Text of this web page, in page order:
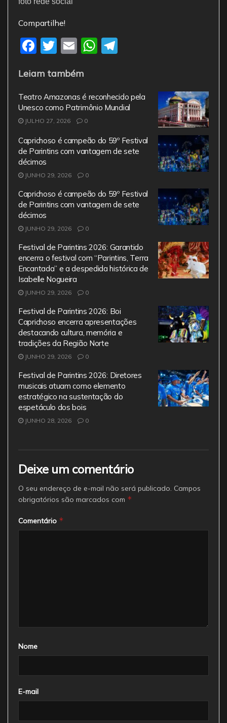
Compartilhe!
F
c
e
b
o
o
k
T
itt
er
E
ai
l
W
s
A
p
gr
a
Leiam também
Teatro Amazonas é reconhecido pela
Unesco como Patrimônio Mundial
JULHO 27, 2026 0
Caprichoso é campeão do 59º Festival
de Parintins com vantagem de sete
décimos
JUNHO 29, 2026 0
Caprichoso é campeão do 59º Festival
de Parintins com vantagem de sete
décimos
JUNHO 29, 2026 0
Festival de Parintins 2026: Garantido
encerra o festival com “Parintins, Terra
Encantada” e a despedida histórica de
Isabelle Nogueira
JUNHO 29, 2026 0
Festival de Parintins 2026: Boi
Caprichoso encerra apresentações
destacando cultura, memória e
tradições da Região Norte
JUNHO 29, 2026 0
Festival de Parintins 2026: Diretores
musicais atuam como elemento
estratégico na sustentação do
espetáculo dos bois
JUNHO 28, 2026 0
Deixe um comentário
O seu endereço de e-mail não será publicado. Campos
obrigatórios são marcados com *
Comentário *
Nome
E-mail